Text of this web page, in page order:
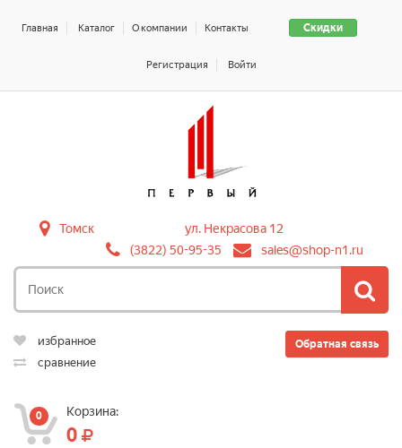
Скидки
Главная Каталог О компании Контакты
Регистрация Войти
Томск
ул. Некрасова 12
(3822) 50-95-35
sales@shop-n1.ru
Обратная связь
избранное
сравнение
0 Корзина:
0